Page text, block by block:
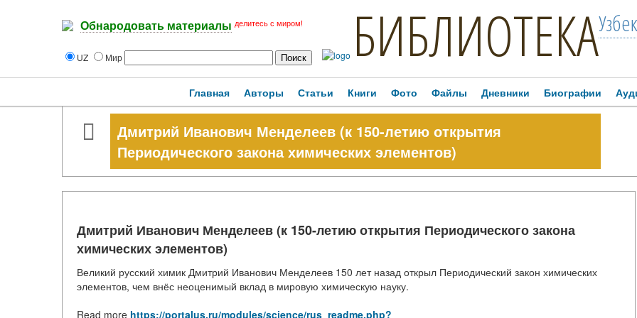
Обнародовать материалы делитесь с миром!
UZ Мир БИБЛИОТЕКА
Главная Авторы Статьи Книги Фото Файлы Дневники Биографии
Дмитрий Иванович Менделеев (к 150-летию открытия
Периодического закона химических элементов)
Дмитрий Иванович Менделеев (к 150-летию открытия Периодического закона
химических элементов)
Великий русский химик Дмитрий Иванович Менделеев 150 лет назад открыл Периодический закон химических
элементов, чем внёс неоценимый вклад в мировую химическую науку.
Read more https://portalus.ru/modules/science/rus_readme.php?